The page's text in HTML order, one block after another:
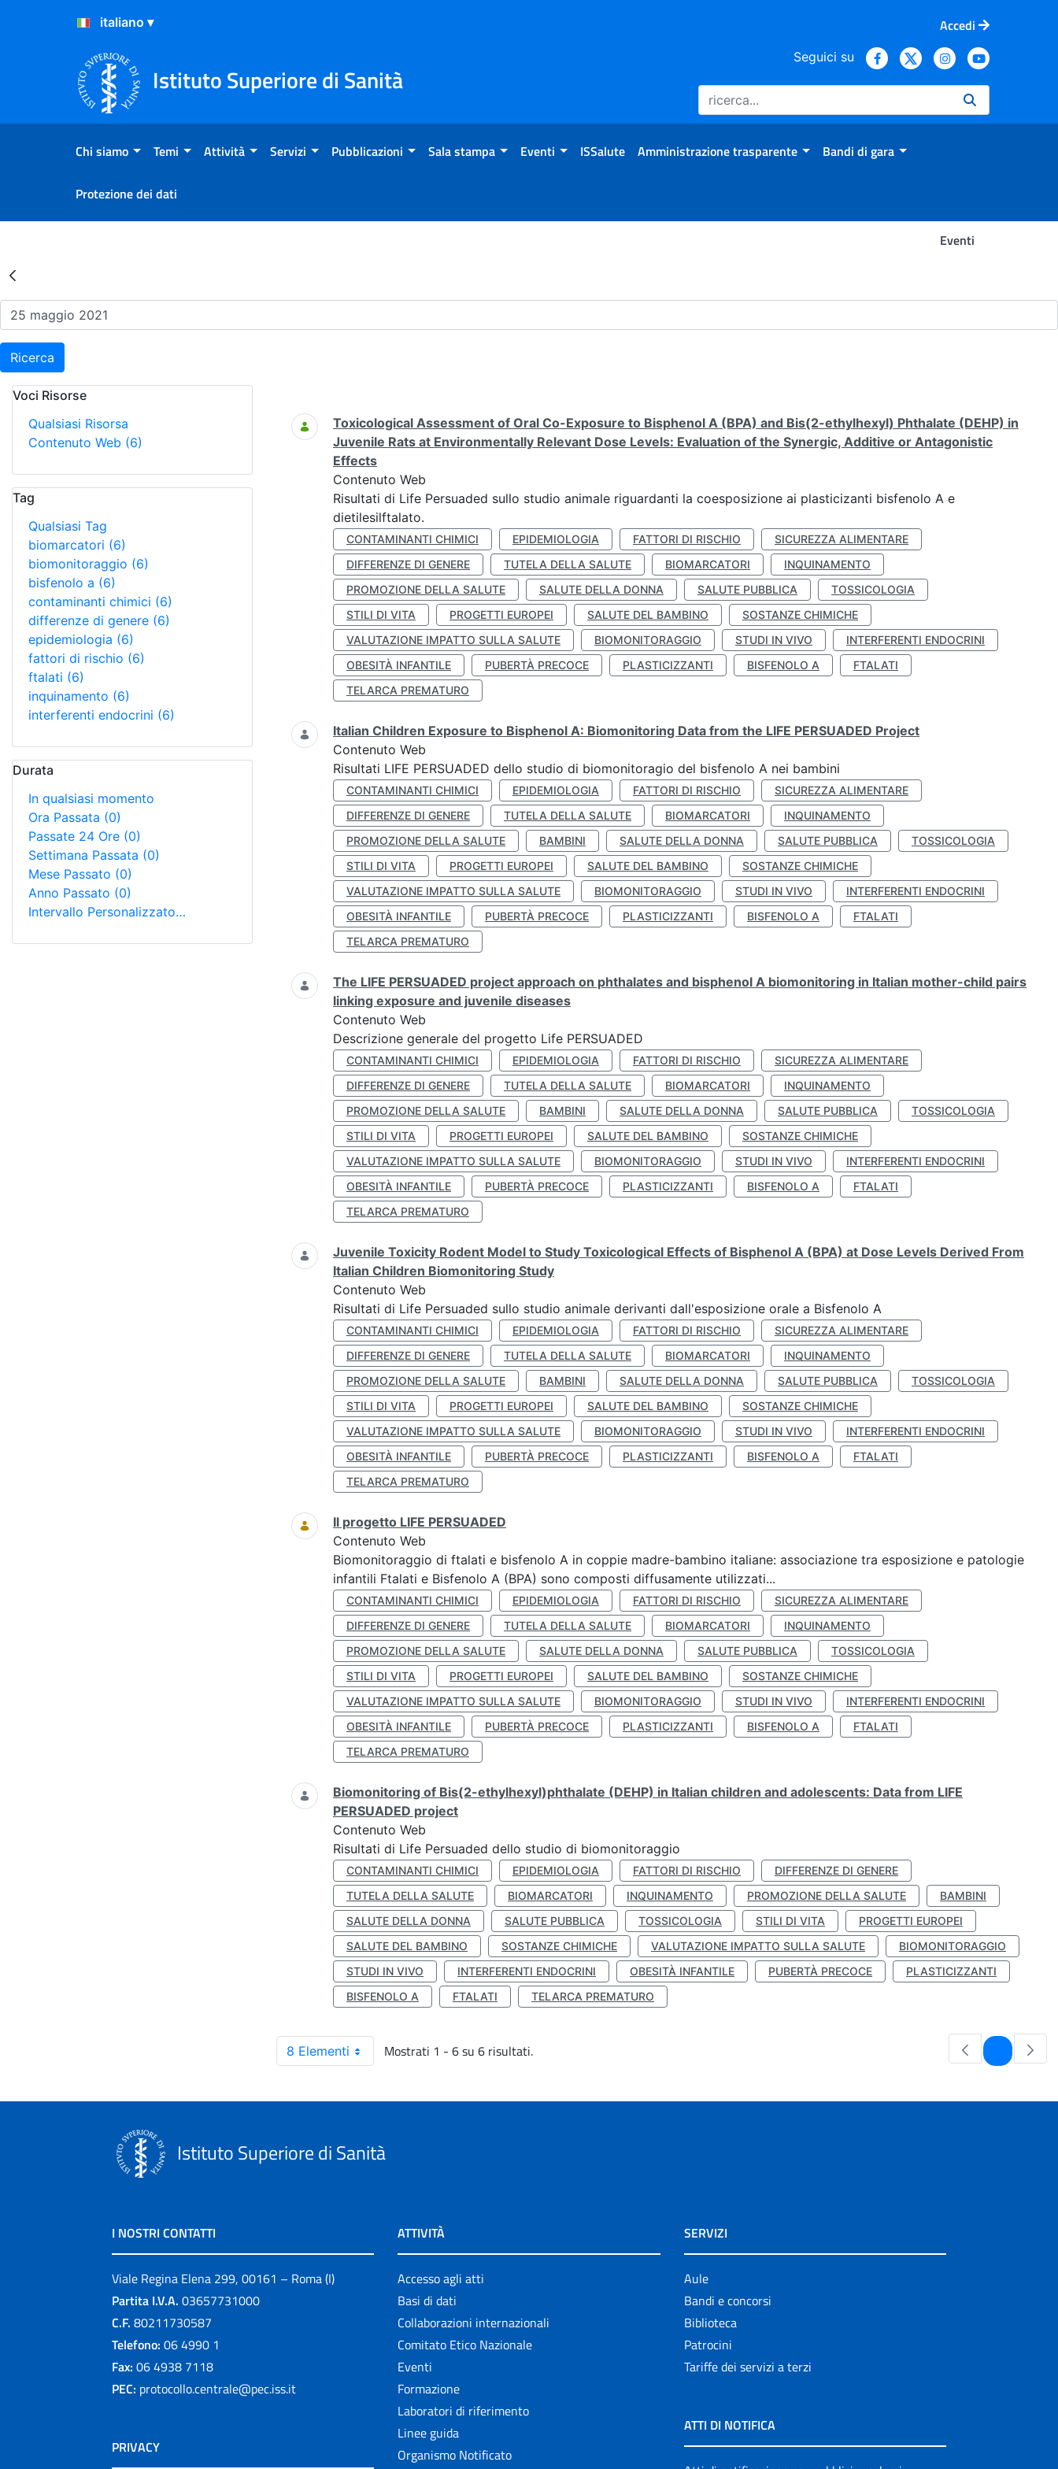
Salta al Contenuto
Salta al Footer
Accedi
Istituto Superiore di Sanità
Seguici su
Chi siamo Temi Attività Servizi Pubblicazioni Sala stampa Eventi ISSalute Amministrazione trasparente Bandi di gara
Protezione dei dati
Eventi
Risultati della Ricerca - Eventi
Ricerca
Voci Risorse
Qualsiasi Risorsa
Contenuto Web (6)
Tag
Qualsiasi Tag
biomarcatori (6)
biomonitoraggio (6)
bisfenolo a (6)
contaminanti chimici (6)
differenze di genere (6)
epidemiologia (6)
fattori di rischio (6)
ftalati (6)
inquinamento (6)
interferenti endocrini (6)
Durata
In qualsiasi momento
Ora Passata (0)
Passate 24 Ore (0)
Settimana Passata (0)
Mese Passato (0)
Anno Passato (0)
Intervallo Personalizzato…
Ricerca
Toxicological Assessment of Oral Co-Exposure to Bisphenol A (BPA) and Bis(2-ethylhexyl) Phthalate (DEHP) in
Juvenile Rats at Environmentally Relevant Dose Levels: Evaluation of the Synergic, Additive or Antagonistic
Effects
Contenuto Web
Risultati di Life Persuaded sullo studio animale riguardanti la coesposizione ai plasticizanti bisfenolo A e
dietilesilftalato.
CONTAMINANTI CHIMICI EPIDEMIOLOGIA FATTORI DI RISCHIO
SICUREZZA ALIMENTARE
DIFFERENZE DI GENERE
TUTELA DELLA SALUTE BIOMARCATORI
INQUINAMENTO
PROMOZIONE DELLA SALUTE
SALUTE DELLA DONNA SALUTE PUBBLICA
TOSSICOLOGIA
STILI DI VITA
PROGETTI EUROPEI SALUTE DEL BAMBINO
SOSTANZE CHIMICHE
VALUTAZIONE IMPATTO SULLA SALUTE
BIOMONITORAGGIO STUDI IN VIVO
INTERFERENTI ENDOCRINI
OBESITÀ INFANTILE
PUBERTÀ PRECOCE PLASTICIZZANTI BISFENOLO A
FTALATI
TELARCA PREMATURO
Italian Children Exposure to Bisphenol A: Biomonitoring Data from the LIFE PERSUADED Project
Contenuto Web
Risultati LIFE PERSUADED dello studio di biomonitoragio del bisfenolo A nei bambini
CONTAMINANTI CHIMICI EPIDEMIOLOGIA FATTORI DI RISCHIO
SICUREZZA ALIMENTARE
DIFFERENZE DI GENERE
TUTELA DELLA SALUTE BIOMARCATORI
INQUINAMENTO
PROMOZIONE DELLA SALUTE
BAMBINI SALUTE DELLA DONNA SALUTE PUBBLICA
TOSSICOLOGIA
STILI DI VITA
PROGETTI EUROPEI SALUTE DEL BAMBINO
SOSTANZE CHIMICHE
VALUTAZIONE IMPATTO SULLA SALUTE
BIOMONITORAGGIO STUDI IN VIVO
INTERFERENTI ENDOCRINI
OBESITÀ INFANTILE
PUBERTÀ PRECOCE PLASTICIZZANTI BISFENOLO A
FTALATI
TELARCA PREMATURO
The LIFE PERSUADED project approach on phthalates and bisphenol A biomonitoring in Italian mother-child pairs
linking exposure and juvenile diseases
Contenuto Web
Descrizione generale del progetto Life PERSUADED
CONTAMINANTI CHIMICI EPIDEMIOLOGIA FATTORI DI RISCHIO
SICUREZZA ALIMENTARE
DIFFERENZE DI GENERE
TUTELA DELLA SALUTE BIOMARCATORI
INQUINAMENTO
PROMOZIONE DELLA SALUTE
BAMBINI SALUTE DELLA DONNA SALUTE PUBBLICA
TOSSICOLOGIA
STILI DI VITA
PROGETTI EUROPEI SALUTE DEL BAMBINO
SOSTANZE CHIMICHE
VALUTAZIONE IMPATTO SULLA SALUTE
BIOMONITORAGGIO STUDI IN VIVO
INTERFERENTI ENDOCRINI
OBESITÀ INFANTILE
PUBERTÀ PRECOCE PLASTICIZZANTI BISFENOLO A
FTALATI
TELARCA PREMATURO
Juvenile Toxicity Rodent Model to Study Toxicological Effects of Bisphenol A (BPA) at Dose Levels Derived From
Italian Children Biomonitoring Study
Contenuto Web
Risultati di Life Persuaded sullo studio animale derivanti dall'esposizione orale a Bisfenolo A
CONTAMINANTI CHIMICI EPIDEMIOLOGIA FATTORI DI RISCHIO
SICUREZZA ALIMENTARE
DIFFERENZE DI GENERE
TUTELA DELLA SALUTE BIOMARCATORI
INQUINAMENTO
PROMOZIONE DELLA SALUTE
BAMBINI SALUTE DELLA DONNA SALUTE PUBBLICA
TOSSICOLOGIA
STILI DI VITA
PROGETTI EUROPEI SALUTE DEL BAMBINO
SOSTANZE CHIMICHE
VALUTAZIONE IMPATTO SULLA SALUTE
BIOMONITORAGGIO STUDI IN VIVO
INTERFERENTI ENDOCRINI
OBESITÀ INFANTILE
PUBERTÀ PRECOCE PLASTICIZZANTI BISFENOLO A
FTALATI
TELARCA PREMATURO
Il progetto LIFE PERSUADED
Contenuto Web
Biomonitoraggio di ftalati e bisfenolo A in coppie madre-bambino italiane: associazione tra esposizione e patologie
infantili Ftalati e Bisfenolo A (BPA) sono composti diffusamente utilizzati...
CONTAMINANTI CHIMICI EPIDEMIOLOGIA FATTORI DI RISCHIO
SICUREZZA ALIMENTARE
DIFFERENZE DI GENERE
TUTELA DELLA SALUTE BIOMARCATORI
INQUINAMENTO
PROMOZIONE DELLA SALUTE
SALUTE DELLA DONNA SALUTE PUBBLICA
TOSSICOLOGIA
STILI DI VITA
PROGETTI EUROPEI SALUTE DEL BAMBINO
SOSTANZE CHIMICHE
VALUTAZIONE IMPATTO SULLA SALUTE
BIOMONITORAGGIO STUDI IN VIVO
INTERFERENTI ENDOCRINI
OBESITÀ INFANTILE
PUBERTÀ PRECOCE PLASTICIZZANTI BISFENOLO A
FTALATI
TELARCA PREMATURO
Biomonitoring of Bis(2-ethylhexyl)phthalate (DEHP) in Italian children and adolescents: Data from LIFE
PERSUADED project
Contenuto Web
Risultati di Life Persuaded dello studio di biomonitoraggio
CONTAMINANTI CHIMICI EPIDEMIOLOGIA FATTORI DI RISCHIO
DIFFERENZE DI GENERE
TUTELA DELLA SALUTE
BIOMARCATORI INQUINAMENTO PROMOZIONE DELLA SALUTE
BAMBINI
SALUTE DELLA DONNA
SALUTE PUBBLICA TOSSICOLOGIA STILI DI VITA
PROGETTI EUROPEI
SALUTE DEL BAMBINO
SOSTANZE CHIMICHE VALUTAZIONE IMPATTO SULLA SALUTE
BIOMONITORAGGIO
STUDI IN VIVO
INTERFERENTI ENDOCRINI OBESITÀ INFANTILE PUBERTÀ PRECOCE
PLASTICIZZANTI
BISFENOLO A
FTALATI TELARCA PREMATURO
8 Elementi Mostrati 1 - 6 su 6 risultati. Pagina
Istituto Superiore di Sanità
I NOSTRI CONTATTI
Viale Regina Elena 299, 00161 – Roma (I)
Partita I.V.A. 03657731000
C.F. 80211730587
Telefono: 06 4990 1
Fax: 06 4938 7118
PEC: protocollo.centrale@pec.iss.it
PRIVACY
ATTIVITÀ
Accesso agli atti
Basi di dati
Collaborazioni internazionali
Comitato Etico Nazionale
Eventi
Formazione
Laboratori di riferimento
Linee guida
Organismo Notificato
SERVIZI
Aule
Bandi e concorsi
Biblioteca
Patrocini
Tariffe dei servizi a terzi
ATTI DI NOTIFICA